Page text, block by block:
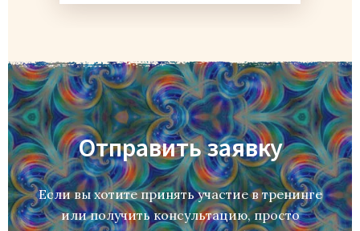
Отправить заявку
Если вы хотите принять участие в тренинге
или получить консультацию, просто